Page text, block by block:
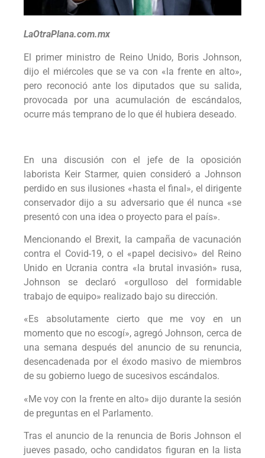
LaOtraPlana.com.mx
El primer ministro de Reino Unido, Boris Johnson,
dijo el miércoles que se va con «la frente en alto»,
pero reconoció ante los diputados que su salida,
provocada por una acumulación de escándalos,
ocurre más temprano de lo que él hubiera deseado.
En una discusión con el jefe de la oposición
laborista Keir Starmer, quien consideró a Johnson
perdido en sus ilusiones «hasta el final», el dirigente
conservador dijo a su adversario que él nunca «se
presentó con una idea o proyecto para el país».
Mencionando el Brexit, la campaña de vacunación
contra el Covid-19, o el «papel decisivo» del Reino
Unido en Ucrania contra «la brutal invasión» rusa,
Johnson se declaró «orgulloso del formidable
trabajo de equipo» realizado bajo su dirección.
«Es absolutamente cierto que me voy en un
momento que no escogí», agregó Johnson, cerca de
una semana después del anuncio de su renuncia,
desencadenada por el éxodo masivo de miembros
de su gobierno luego de sucesivos escándalos.
«Me voy con la frente en alto» dijo durante la sesión
de preguntas en el Parlamento.
Tras el anuncio de la renuncia de Boris Johnson el
jueves pasado, ocho candidatos figuran en la lista